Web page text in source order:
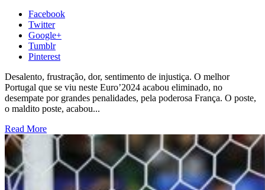
Facebook
Twitter
Google+
Tumblr
Pinterest
Desalento, frustração, dor, sentimento de injustiça. O melhor
Portugal que se viu neste Euro’2024 acabou eliminado, no
desempate por grandes penalidades, pela poderosa França. O poste,
o maldito poste, acabou...
Read More